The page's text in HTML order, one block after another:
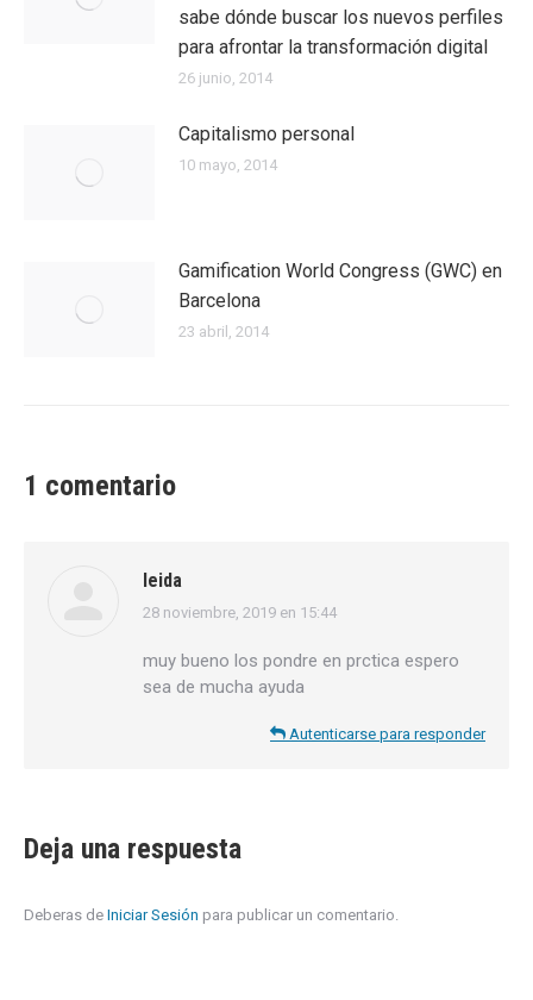
sabe dónde buscar los nuevos perfiles
para afrontar la transformación digital
26 junio, 2014
Capitalismo personal
10 mayo, 2014
Gamification World Congress (GWC) en
Barcelona
23 abril, 2014
1 comentario
leida
dice:
28 noviembre, 2019 en 15:44
muy bueno los pondre en prctica espero
sea de mucha ayuda
Autenticarse para responder
Deja una respuesta
Deberas de Iniciar Sesión para publicar un comentario.